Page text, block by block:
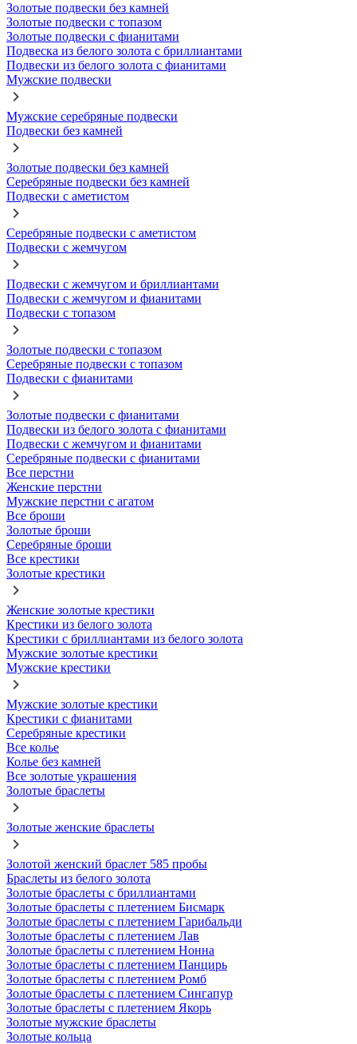
Золотые подвески без камней
Золотые подвески с топазом
Золотые подвески с фианитами
Подвеска из белого золота с бриллиантами
Подвески из белого золота с фианитами
Мужские подвески
Мужские серебряные подвески
Подвески без камней
Золотые подвески без камней
Серебряные подвески без камней
Подвески с аметистом
Серебряные подвески с аметистом
Подвески с жемчугом
Подвески с жемчугом и бриллиантами
Подвески с жемчугом и фианитами
Подвески с топазом
Золотые подвески с топазом
Серебряные подвески с топазом
Подвески с фианитами
Золотые подвески с фианитами
Подвески из белого золота с фианитами
Подвески с жемчугом и фианитами
Серебряные подвески с фианитами
Все перстни
Женские перстни
Мужские перстни с агатом
Все броши
Золотые броши
Серебряные броши
Все крестики
Золотые крестики
Женские золотые крестики
Крестики из белого золота
Крестики с бриллиантами из белого золота
Мужские золотые крестики
Мужские крестики
Мужские золотые крестики
Крестики с фианитами
Серебряные крестики
Все колье
Колье без камней
Все золотые украшения
Золотые браслеты
Золотые женские браслеты
Золотой женский браслет 585 пробы
Браслеты из белого золота
Золотые браслеты с бриллиантами
Золотые браслеты с плетением Бисмарк
Золотые браслеты с плетением Гарибальди
Золотые браслеты с плетением Лав
Золотые браслеты с плетением Нонна
Золотые браслеты с плетением Панцирь
Золотые браслеты с плетением Ромб
Золотые браслеты с плетением Сингапур
Золотые браслеты с плетением Якорь
Золотые мужские браслеты
Золотые кольца